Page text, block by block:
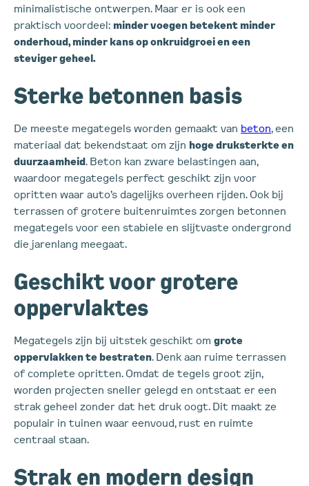
minimalistische ontwerpen. Maar er is ook een
praktisch voordeel: minder voegen betekent minder
onderhoud, minder kans op onkruidgroei en een
steviger geheel.
Sterke betonnen basis
De meeste megategels worden gemaakt van beton, een
materiaal dat bekendstaat om zijn hoge druksterkte en
duurzaamheid. Beton kan zware belastingen aan,
waardoor megategels perfect geschikt zijn voor
opritten waar auto’s dagelijks overheen rijden. Ook bij
terrassen of grotere buitenruimtes zorgen betonnen
megategels voor een stabiele en slijtvaste ondergrond
die jarenlang meegaat.
Geschikt voor grotere
oppervlaktes
Megategels zijn bij uitstek geschikt om grote
oppervlakken te bestraten. Denk aan ruime terrassen
of complete opritten. Omdat de tegels groot zijn,
worden projecten sneller gelegd en ontstaat er een
strak geheel zonder dat het druk oogt. Dit maakt ze
populair in tuinen waar eenvoud, rust en ruimte
centraal staan.
Strak en modern design